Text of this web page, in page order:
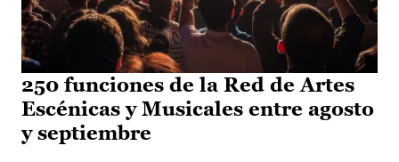
250 funciones de la Red de Artes
Escénicas y Musicales entre agosto
y septiembre